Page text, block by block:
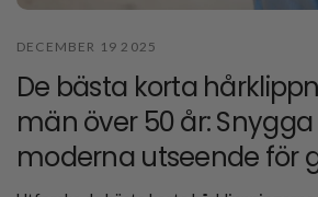
DECEMBER 19 2025
De bästa korta
män över 50 år:
moderna utseende för